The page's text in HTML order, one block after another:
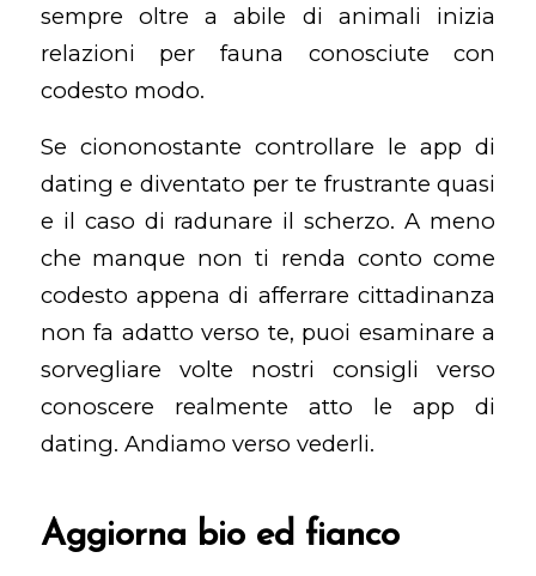
sempre oltre a abile di animali inizia
relazioni per fauna conosciute con
codesto modo.
Se ciononostante controllare le app di
dating e diventato per te frustrante quasi
e il caso di radunare il scherzo. A meno
che manque non ti renda conto come
codesto appena di afferrare cittadinanza
non fa adatto verso te, puoi esaminare a
sorvegliare volte nostri consigli verso
conoscere realmente atto le app di
dating. Andiamo verso vederli.
Aggiorna bio ed fianco